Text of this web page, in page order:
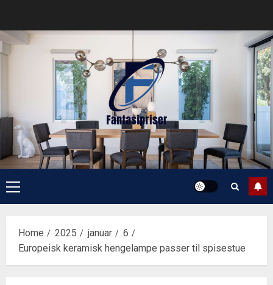
content
Primary
Menu
Home 2025 januar
6
Europeisk keramisk hengelampe passer til spisestue